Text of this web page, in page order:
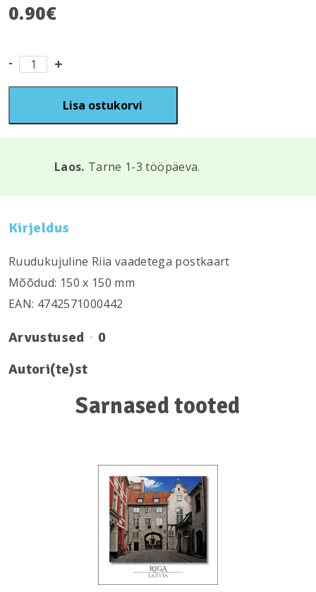
0.90€
RS14
kogus
Lisa ostukorvi
Laos. Tarne 1-3 tööpäeva.
Kirjeldus
Ruudukujuline Riia vaadetega postkaart
Mõõdud: 150 х 150 mm
EAN: 4742571000442
Arvustused
0
Autori(te)st
Sarnased tooted